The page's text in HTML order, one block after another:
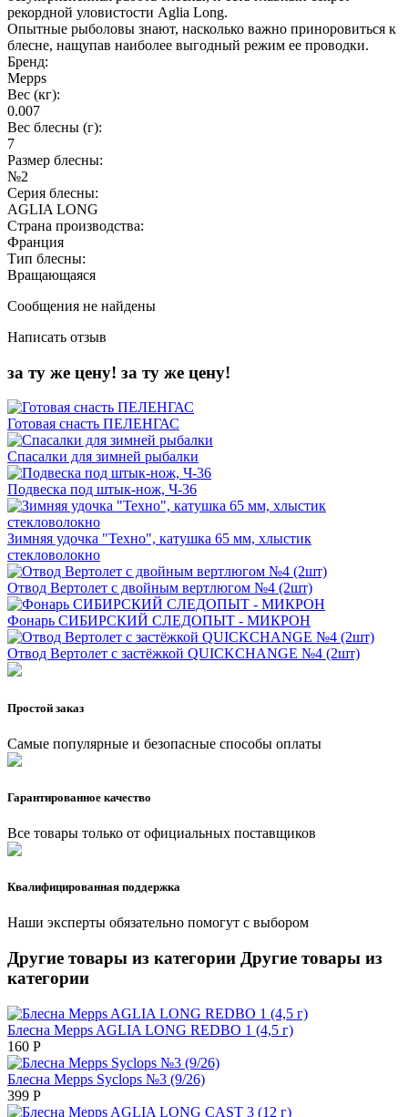
рекордной уловистости Aglia Long.
Опытные рыболовы знают, насколько важно приноровиться к
блесне, нащупав наиболее выгодный режим ее проводки.
Бренд:
Mepps
Вес (кг):
0.007
Вес блесны (г):
7
Размер блесны:
№2
Серия блесны:
AGLIA LONG
Страна производства:
Франция
Тип блесны:
Вращающаяся
Сообщения не найдены
Написать отзыв
за ту же цену! за ту же цену!
Готовая снасть ПЕЛЕНГАС
Спасалки для зимней рыбалки
Подвеска под штык-нож, Ч-36
Зимняя удочка "Техно", катушка 65 мм, хлыстик
стекловолокно
Отвод Вертолет с двойным вертлюгом №4 (2шт)
Фонарь СИБИРСКИЙ СЛЕДОПЫТ - МИКРОН
Отвод Вертолет с застёжкой QUICKCHANGE №4 (2шт)
Простой заказ
Самые популярные и безопасные способы оплаты
Гарантированное качество
Все товары только от официальных поставщиков
Квалифицированная поддержка
Наши эксперты обязательно помогут с выбором
Другие товары из категории Другие товары из
категории
Блесна Mepps AGLIA LONG REDBO 1 (4,5 г)
160 Р
Блесна Mepps Syclops №3 (9/26)
399 Р